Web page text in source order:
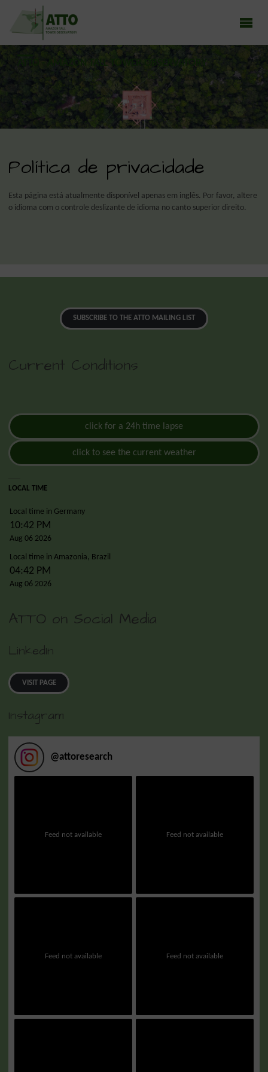
ATTO - AMAZON TALL TOWER OBSERVATORY
Política de privacidade
Esta página está atualmente disponível apenas em inglês. Por favor, altere
o idioma com o controle deslizante de idioma no canto superior direito.
SUBSCRIBE TO THE ATTO MAILING LIST
Current Conditions
click for a 24h time lapse
click to see the current weather
LOCAL TIME
Local time in Germany
10:42 PM
Aug 06 2026
Local time in Amazonia, Brazil
04:42 PM
Aug 06 2026
ATTO on Social Media
LinkedIn
VISIT PAGE
Instagram
@attoresearch
Feed not available Feed not available
Feed not available Feed not available